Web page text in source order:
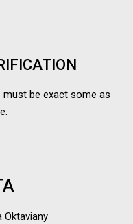
be exact some as
Oktaviany